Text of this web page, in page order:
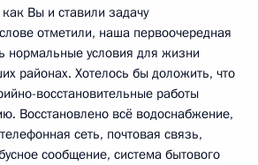
Вы и ставили задачу
отметили, наша первоочередная
нормальные условия для жизни
районах. Хотелось бы доложить, что
восстановительные работы
Восстановлено всё водоснабжение,
сеть, почтовая связь,
сообщение, система бытового